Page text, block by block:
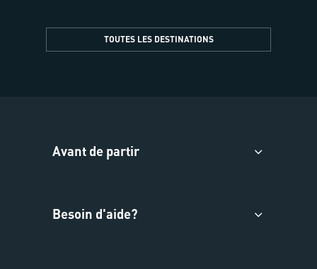
TOUTES LES DESTINATIONS
Avant de partir
Besoin d'aide?